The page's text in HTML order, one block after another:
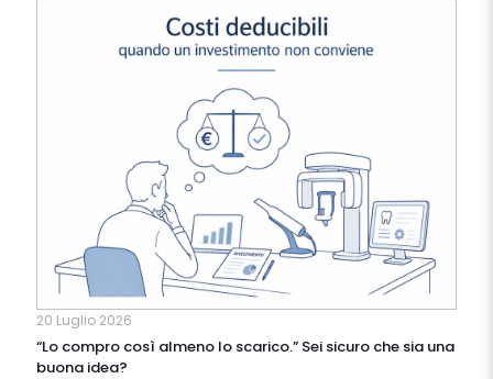
20 Luglio 2026
“Lo compro così almeno lo scarico.” Sei sicuro che sia una
buona idea?